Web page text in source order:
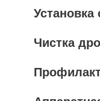
Установка
Чистка